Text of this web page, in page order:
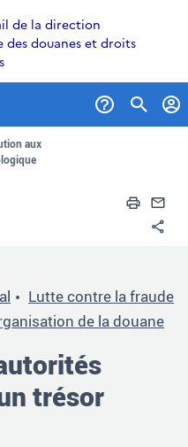
de la direction
des douanes et droits
aux
Lutte contre la fraude
de la douane
trésor